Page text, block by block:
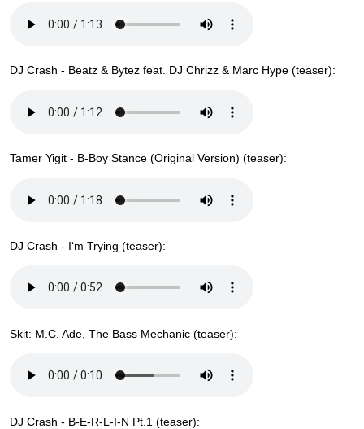
DJ Crash - Beatz & Bytez feat. DJ Chrizz & Marc Hype (teaser):
Tamer Yigit - B-Boy Stance (Original Version) (teaser):
DJ Crash - I‘m Trying (teaser):
Skit: M.C. Ade, The Bass Mechanic (teaser):
DJ Crash - B-E-R-L-I-N Pt.1 (teaser):